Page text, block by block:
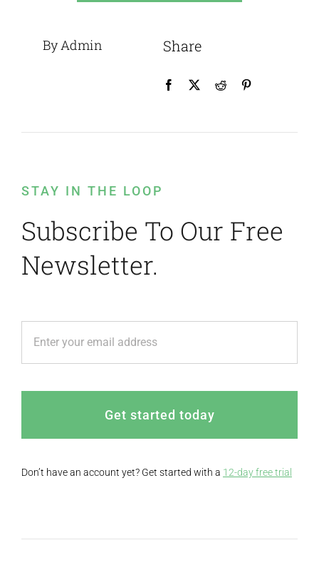
By Admin Share
STAY IN THE LOOP
Subscribe To Our Free
Newsletter.
Get started today
Don’t have an account yet? Get started with a 12-day free trial